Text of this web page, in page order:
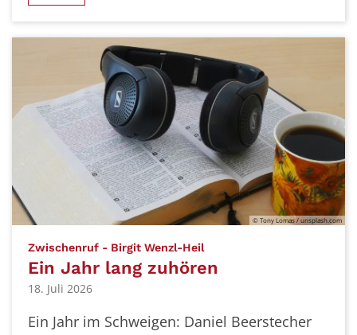
© Tony Lomas / unsplash.com
Zwischenruf - Birgit Wenzl-Heil
Ein Jahr lang zuhören
18. Juli 2026
Ein Jahr im Schweigen: Daniel Beerstecher